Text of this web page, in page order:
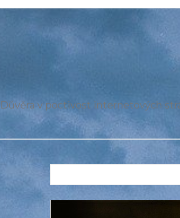
Důvěra v poctivost internetových